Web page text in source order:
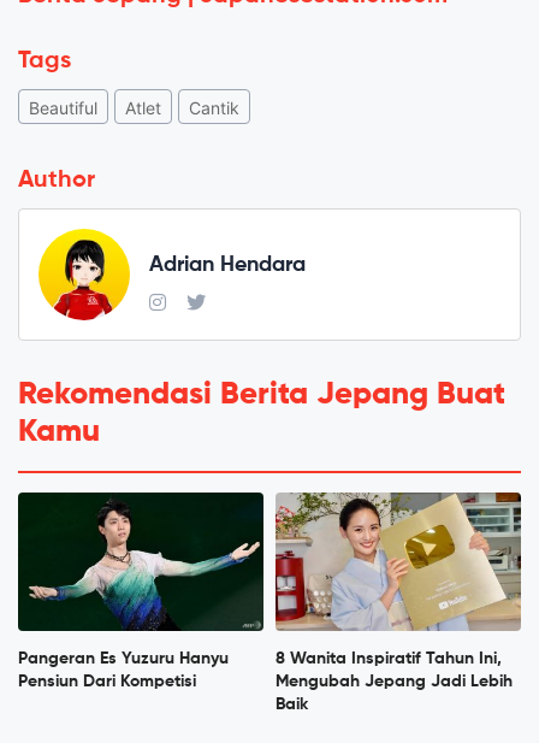
Tags
Beautiful Atlet Cantik
Author
Adrian Hendara
Rekomendasi Berita Jepang Buat
Kamu
Pangeran Es Yuzuru Hanyu
Pensiun Dari Kompetisi
8 Wanita Inspiratif Tahun Ini,
Mengubah Jepang Jadi Lebih
Baik